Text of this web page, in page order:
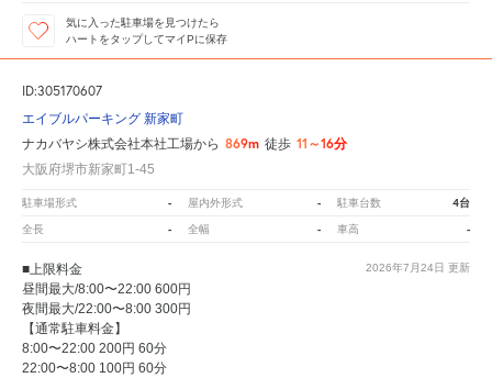
気に入った駐車場を見つけたら
ハートをタップしてマイPに保存
ID:305170607
エイブルパーキング 新家町
ナカバヤシ株式会社本社工場から 869m 徒歩 11～16分
大阪府堺市新家町1-45
駐車場形式 - 屋内外形式 - 駐車台数 4台
全長 - 全幅 - 車高 -
2026年7月24日 更新
■上限料金
昼間最大/8:00〜22:00 600円
夜間最大/22:00〜8:00 300円
【通常駐車料金】
8:00〜22:00 200円 60分
22:00〜8:00 100円 60分